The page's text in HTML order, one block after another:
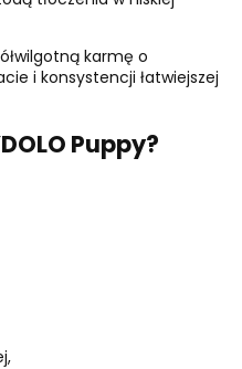
karmę o
i konsystencji łatwiejszej
Puppy?